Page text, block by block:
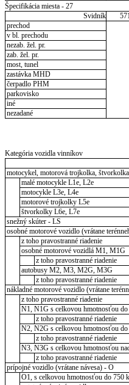
Špecifikácia miesta - 27
Svidník
prechod
v bl. prechodu
nezab. žel. pr.
zab. žel. pr.
most, tunel
zastávka MHD
čerpadlo PHM
parkovisko
iné
nezadané
Kategória vozidla vinníkov
motocykel, motorová trojkolka,
malé motocykle L1e, L2e
motocykle L3e, L4e
motorové trojkolky L5e
štvorkolky L6e, L7e
snežný skúter - LS
osobné motorové vozidlo (vrátane
z toho pravostranné riadenie
osobné motorové vozidlá M1, M1G
z toho pravostranné riadenie
autobusy M2, M3, M2G, M3G
z toho pravostranné riadenie
nákladné motorové vozidlo (vrátane
z toho pravostranné riadenie
N1, N1G s celkovou hmotnosťou
z toho pravostranné riadenie
N2, N2G s celkovou hmotnosťou
z toho pravostranné riadenie
N3, N3G s celkovou hmotnosťou
z toho pravostranné riadenie
prípojné vozidlo (vrátane návesa) - O
O1, s celkovou hmotnosťou do 750